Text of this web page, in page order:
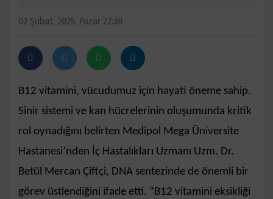
02 Şubat, 2025, Pazar 22:30
B12 vitamini, vücudumuz için hayati öneme sahip.
Sinir sistemi ve kan hücrelerinin oluşumunda kritik
rol oynadığını belirten Medipol Mega Üniversite
Hastanesi’nden İç Hastalıkları Uzmanı Uzm. Dr.
Betül Mercan Çiftçi, DNA sentezinde de önemli bir
görev üstlendiğini ifade etti. “B12 vitamini eksikliği